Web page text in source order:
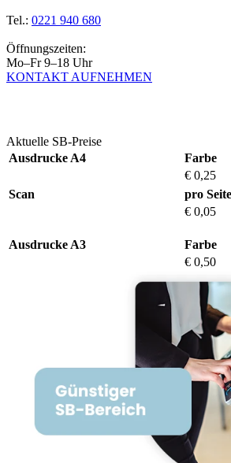
Tel.: 0221 940 680
Öffnungszeiten:
Mo–Fr 9–18 Uhr
KONTAKT AUFNEHMEN
Aktuelle SB-Preise
Ausdrucke A4
Farbe
€ 0,25
Scan
pro Seite
€ 0,05
Ausdrucke A3 Farbe
€ 0,50